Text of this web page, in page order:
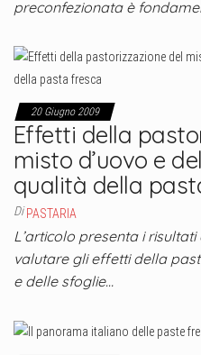
preconfezionata è
20 Giugno 2009
Effetti della
misto d’uovo e
qualità della
Di PASTARIA
L’articolo presenta i
valutare gli effetti della
e delle sfoglie…